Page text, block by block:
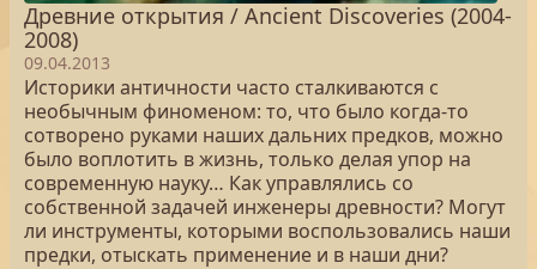
Древние открытия / Ancient Discoveries (2004-
2008)
09.04.2013
Историки античности часто сталкиваются с
необычным финоменом: то, что было когда-то
сотворено руками наших дальних предков, можно
было воплотить в жизнь, только делая упор на
современную науку… Как управлялись со
собственной задачей инженеры древности? Могут
ли инструменты, которыми воспользовались наши
предки, отыскать применение и в наши дни?